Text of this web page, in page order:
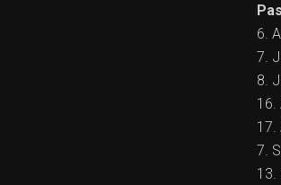
6.
7.
8.
16.
17.
7.
13.